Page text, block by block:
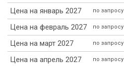
Цена на январь 2027 по запросу
Цена на февраль 2027 по запросу
Цена на март 2027 по запросу
Цена на апрель 2027 по запросу